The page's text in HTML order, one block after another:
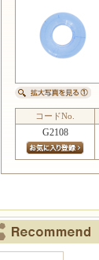
コードNo.
G2108